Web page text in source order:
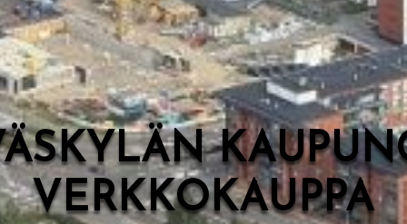
VERKKOKAUPPA